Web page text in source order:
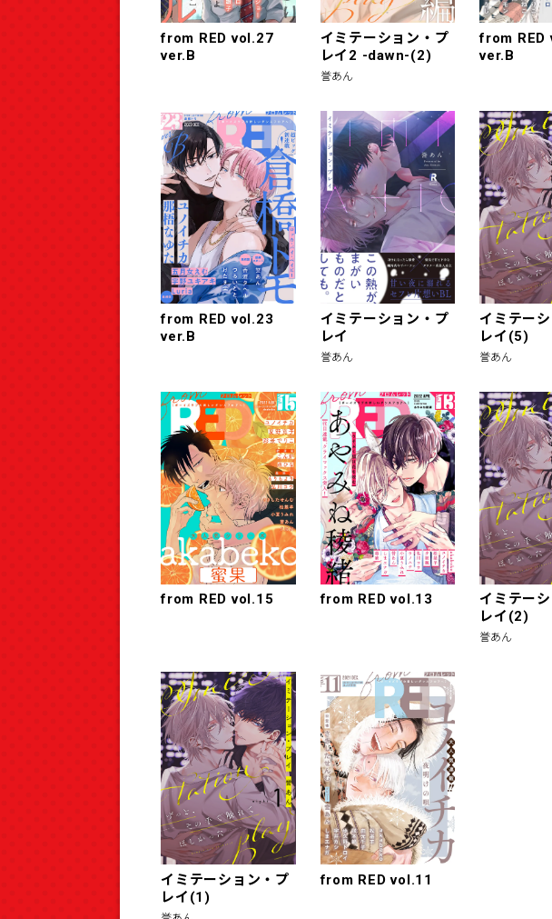
from RED vol.27
ver.B
イミテーション・プ
レイ2 -dawn-(2)
誉あん
from RED
ver.B
from RED vol.23
ver.B
イミテーション・プ
レイ
誉あん
イミテー
レイ(5)
誉あん
from RED vol.15 from RED vol.13
イミテー
レイ(2)
誉あん
イミテーション・プ
レイ(1)
from RED vol.11